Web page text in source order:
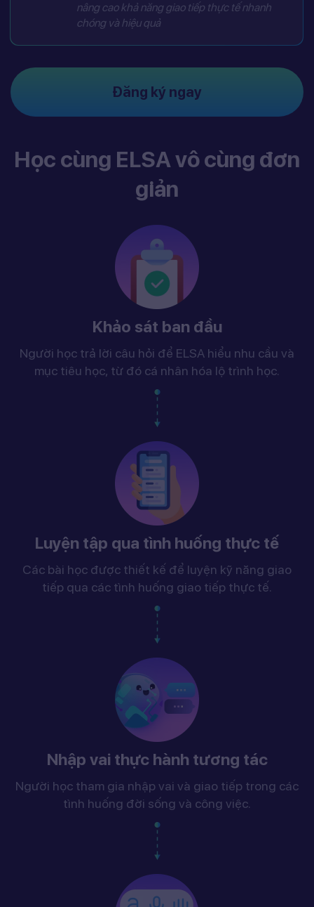
nâng cao khả năng giao tiếp thực tế nhanh
chóng và hiệu quả
Đăng ký ngay
Học cùng ELSA vô cùng đơn
giản
Khảo sát ban đầu
Người học trả lời câu hỏi để ELSA hiểu nhu cầu và
mục tiêu học, từ đó cá nhân hóa lộ trình học.
Luyện tập qua tình huống thực tế
Các bài học được thiết kế để luyện kỹ năng giao
tiếp qua các tình huống giao tiếp thực tế.
Nhập vai thực hành tương tác
Người học tham gia nhập vai và giao tiếp trong các
tình huống đời sống và công việc.